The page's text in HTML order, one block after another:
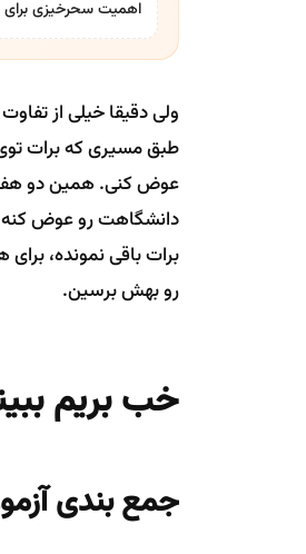
اهمیت سحرخیزی برای
ولی دقیقا خیلی از
طبق مسیری که برات
عوض کنی. همین دو هفته
دانشگاهت رو عوض کنه.
برات باقی نمونده،
رو بهش برسین.
خب بریم
جمع بندی